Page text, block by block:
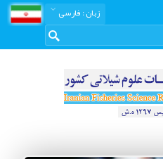
زبان: فارسی